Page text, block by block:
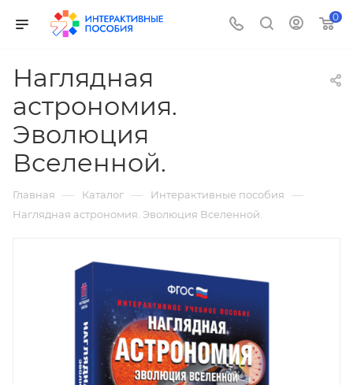
0
Наглядная
астрономия.
Эволюция
Вселенной.
Главная — Каталог — Интерактивные пособия —
Наглядная астрономия. Эволюция Вселенной.